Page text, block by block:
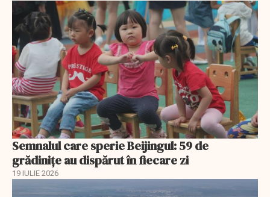
Semnalul care sperie Beijingul: 59 de
grădinițe au dispărut în fiecare zi
19 IULIE 2026